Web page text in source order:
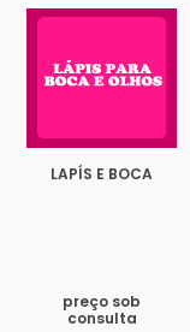
LAPÍS E BOCA
preço sob
consulta